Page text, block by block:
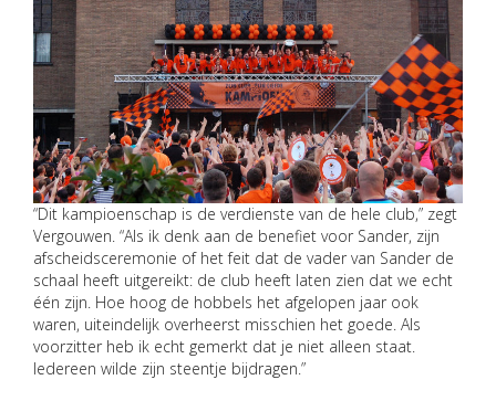
“Dit kampioenschap is de verdienste van de hele club,” zegt
Vergouwen. “Als ik denk aan de benefiet voor Sander, zijn
afscheidsceremonie of het feit dat de vader van Sander de
schaal heeft uitgereikt: de club heeft laten zien dat we echt
één zijn. Hoe hoog de hobbels het afgelopen jaar ook
waren, uiteindelijk overheerst misschien het goede. Als
voorzitter heb ik echt gemerkt dat je niet alleen staat.
Iedereen wilde zijn steentje bijdragen.”